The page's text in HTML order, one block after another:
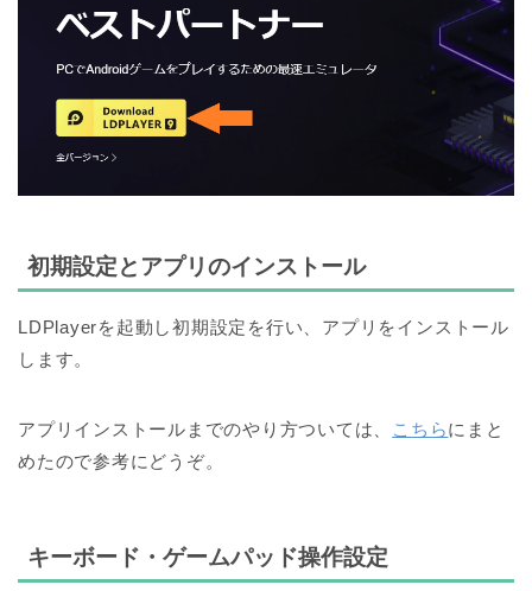
初期設定とアプリのインストール
LDPlayerを起動し初期設定を行い、アプリをインストール
します。
アプリインストールまでのやり方ついては、 こちらにまと
めたので参考にどうぞ。
キーボード・ゲームパッド操作設定